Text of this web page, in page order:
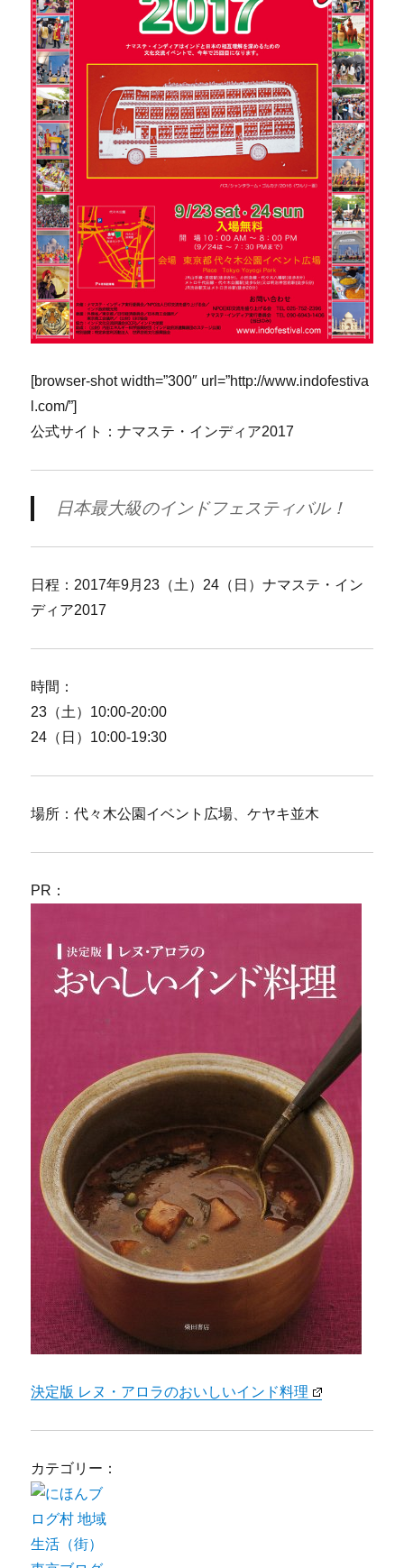
[browser-shot width=”300″ url=”http://www.indofestiva
l.com/”]
公式サイト：ナマステ・インディア2017
日本最大級のインドフェスティバル！
日程：2017年9月23（土）24（日）ナマステ・イン
ディア2017
時間：
23（土）10:00-20:00
24（日）10:00-19:30
場所：代々木公園イベント広場、ケヤキ並木
PR：
決定版 レヌ・アロラのおいしいインド料理
カテゴリー：